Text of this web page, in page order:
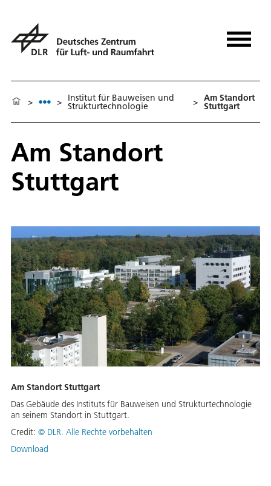
> > Institut für Bauweisen und
Strukturtechnologie > Am Standort
Stuttgart
Am Standort
Stuttgart
Am Standort Stuttgart
Das Gebäude des Instituts für Bauweisen und Strukturtechnologie
an seinem Standort in Stuttgart.
Credit: © DLR. Alle Rechte vorbehalten
Download